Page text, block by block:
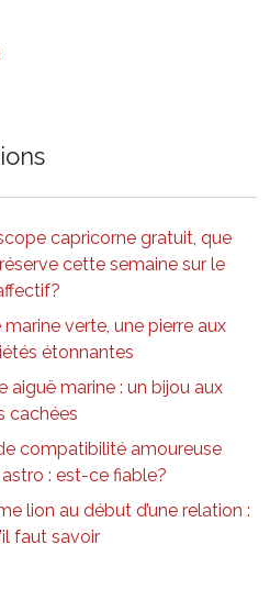
capricorne gratuit, que
cette semaine sur le
marine verte, une pierre aux
étonnantes
aiguë marine : un bijou aux
cachées
compatibilité amoureuse
: est-ce fiable?
lion au début d’une relation :
faut savoir